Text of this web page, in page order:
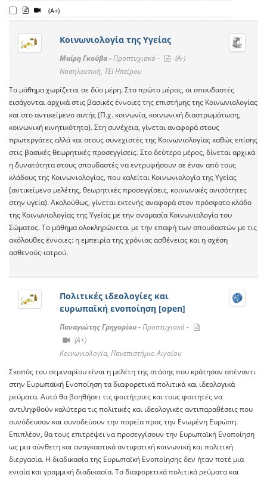
(A+)
Κοινωνιολογία της Υγείας
Μαίρη Γκούβα -Προπτυχιακό -
(A-)
Νοσηλευτική, ΤΕΙ Ηπείρου
Το μάθημα χωρίζεται σε δύο μέρη. Στο πρώτο μέρος, οι σπουδαστές
εισάγονται αρχικά στις βασικές έννοιες της επιστήμης της Κοινωνιολογίας
και στο αντικείμενο αυτής (Π.χ. κοινωνία, κοινωνική διαστρωμάτωση,
κοινωνική κινητικότητα). Στη συνέχεια, γίνεται αναφορά στους
πρωτεργάτες αλλά και στους συνεχιστές της Κοινωνιολογίας καθώς επίσης
στις βασικές θεωρητικές προσεγγίσεις. Στο δεύτερο μέρος, δίνεται αρχικά
η δυνατότητα στους σπουδαστές να εντρυφήσουν σε έναν από τους
κλάδους της Κοινωνιολογίας, που καλείται Κοινωνιολογία της Υγείας
(αντικείμενο μελέτης, θεωρητικές προσεγγίσεις, κοινωνικές ανισότητες
στην υγεία). Ακολούθως, γίνεται εκτενής αναφορά στον πρόσφατο κλάδο
της Κοινωνιολογίας της Υγείας με την ονομασία Κοινωνιολογία του
Σώματος. Το μάθημα ολοκληρώνεται με την επαφή των σπουδαστών με τις
ακόλουθες έννοιες: η εμπειρία της χρόνιας ασθένειας και η σχέση
ασθενούς-ιατρού.
Πολιτικές ιδεολογίες και
ευρωπαϊκή ενοποίηση [open]
Παναγιώτης Γρηγορίου -Προπτυχιακό -
(A+)
Κοινωνιολογία, Πανεπιστήμιο Αιγαίου
Σκοπός του σεμιναρίου είναι η μελέτη της στάσης που κράτησαν απέναντι
στην Ευρωπαϊκή Ενοποίηση τα διαφορετικά πολιτικά και ιδεολογικά
ρεύματα. Αυτό θα βοηθήσει τις φοιτήτριες και τους φοιτητές να
αντιληφθούν καλύτερα τις πολιτικές και ιδεολογικές αντιπαραθέσεις που
συνόδευσαν και συνοδεύουν την πορεία προς την Ενωμένη Ευρώπη.
Επιπλέον, θα τους επιτρέψει να προσεγγίσουν την Ευρωπαϊκή Ενοποίηση
ως μια σύνθετη και αναγκαστικά αντιφατική κοινωνική και πολιτική
διεργασία. Η διαδικασία της Ευρωπαϊκή Ενοποίησης δεν ήταν ποτέ μια
ενιαία και γραμμική διαδικασία. Τα διαφορετικά πολιτικά ρεύματα και